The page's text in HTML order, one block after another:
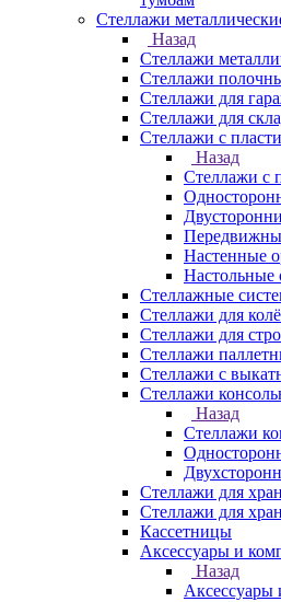
Стеллажи
Назад
Стеллажи
Стеллажи
Стеллажи для
Стеллажи для
Стеллажи с
Назад
Стеллажи с
Настенные
Настольные
Стеллажные
Стеллажи для
Стеллажи для
Стеллажи
Стеллажи с
Стеллажи
Назад
Стеллажи
Стеллажи для
Стеллажи для
Кассетницы
Аксесcуары и
Назад
Аксесcуары